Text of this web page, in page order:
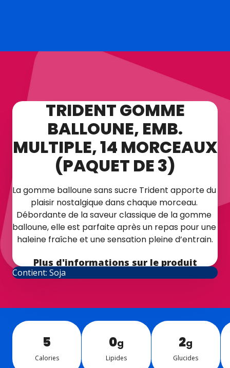
TRIDENT GOMME
BALLOUNE, EMB.
MULTIPLE, 14 MORCEAUX
(PAQUET DE 3)
La gomme balloune sans sucre Trident apporte du
plaisir nostalgique dans chaque morceau.
Débordante de la saveur classique de la gomme
balloune, elle est parfaite après un repas pour une
haleine fraîche et une sensation pleine d’entrain.
Plus d'informations sur le produit
Contient: Soja
5
Ca­lo­ries
0g
Li­pides
2g
Glu­cides